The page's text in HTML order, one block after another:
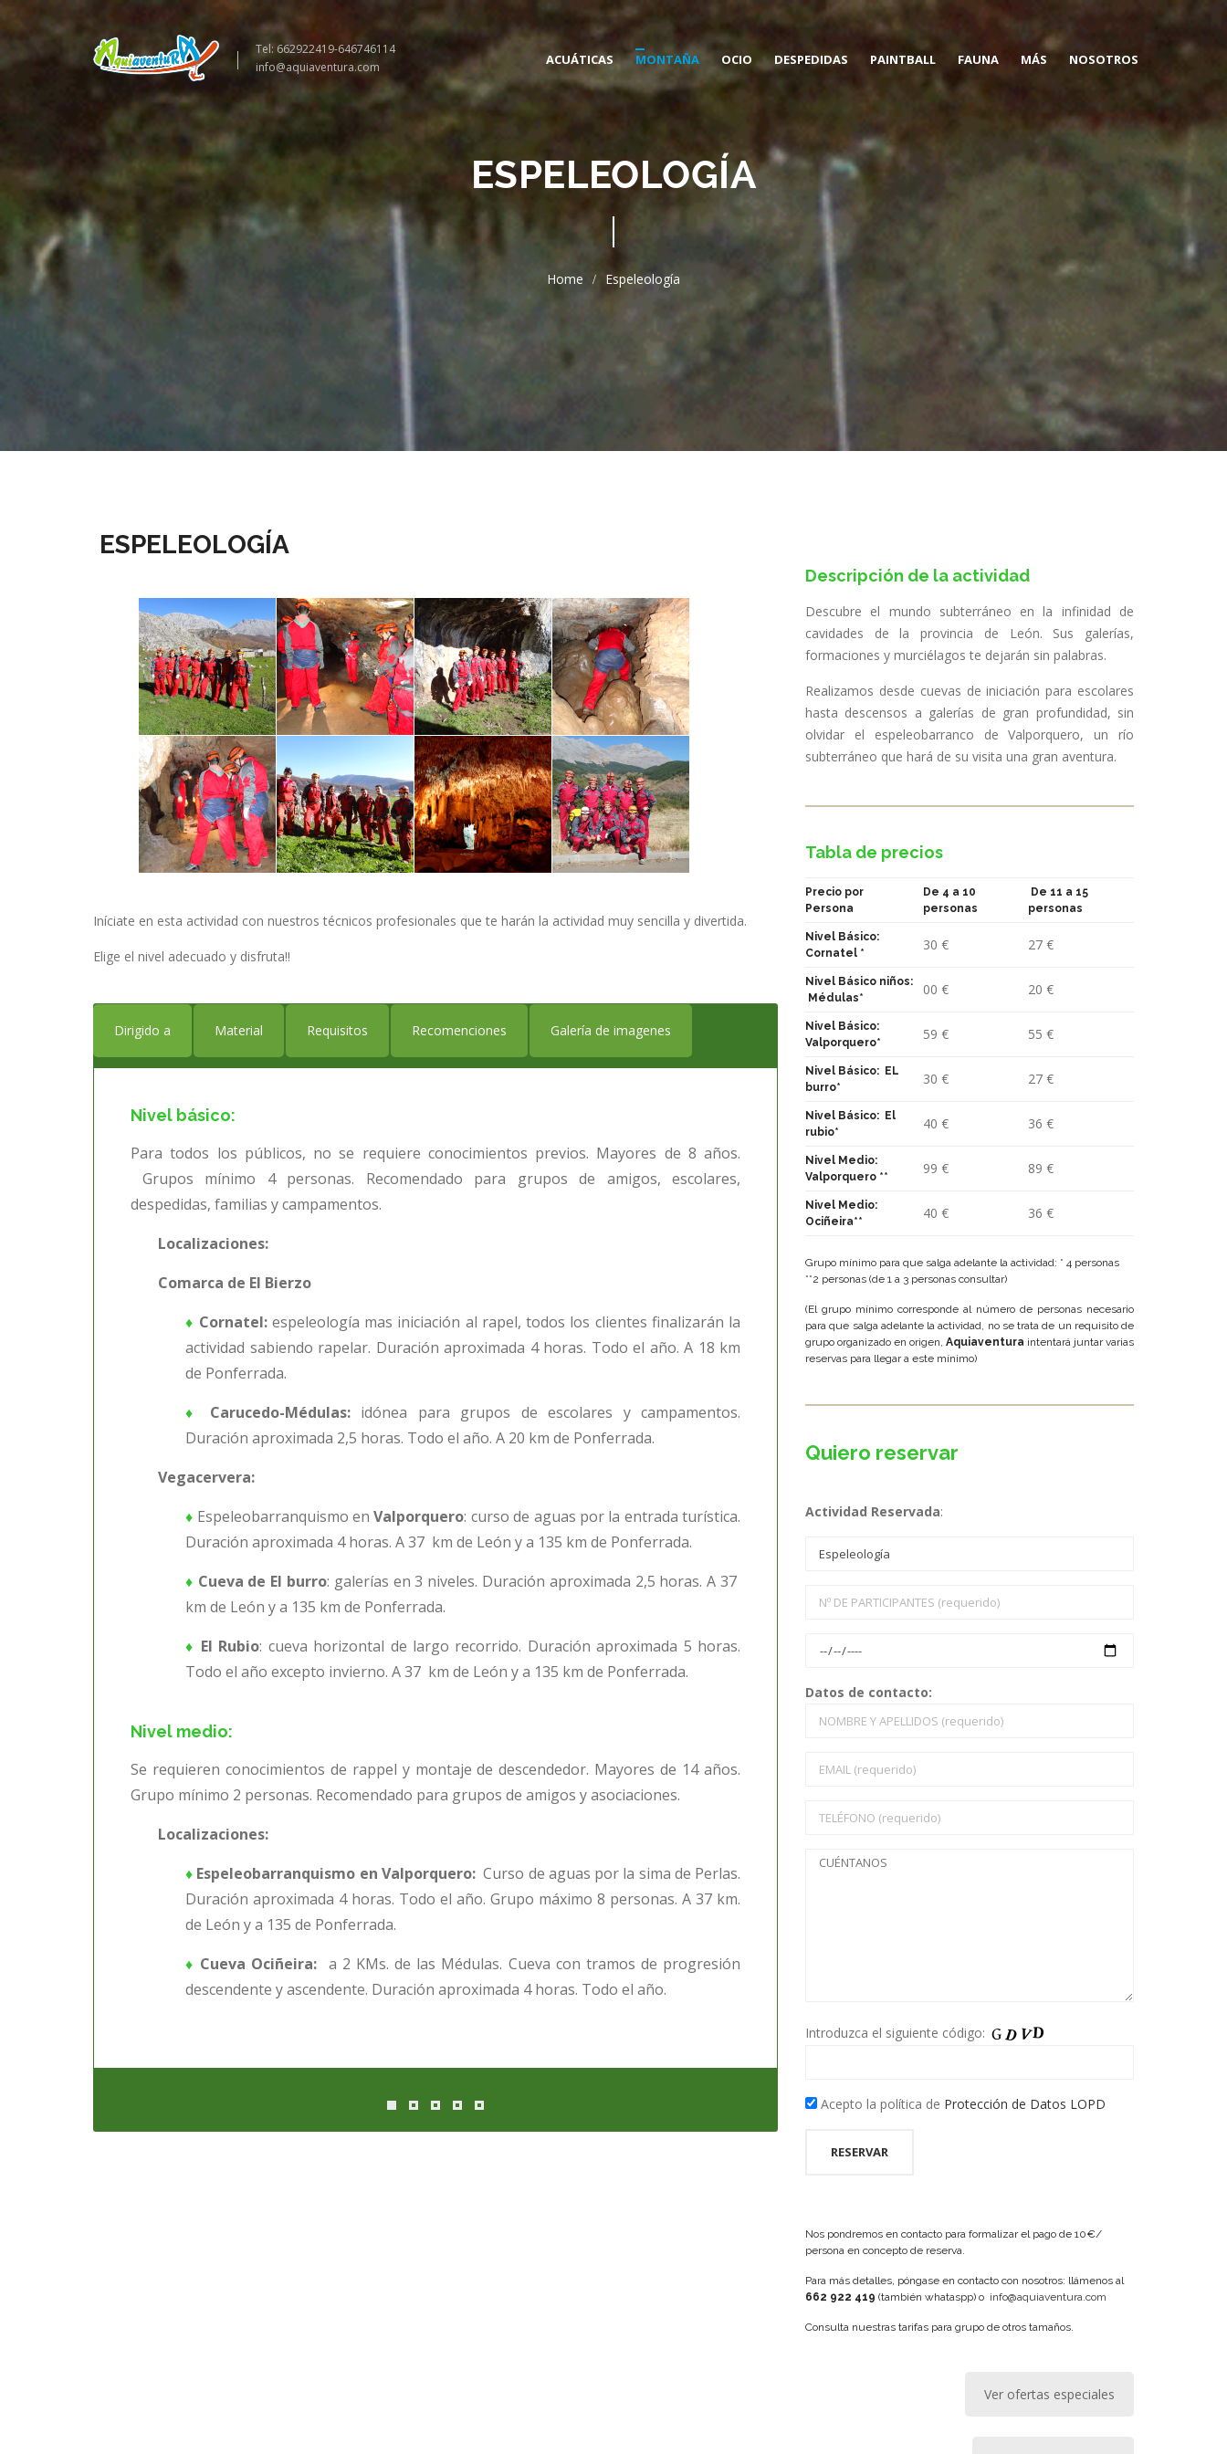
Tel: 662922419-646746114
info@aquiaventura.com
ACUÁTICAS
PADDLE SURF EN EL BIERZO
ESPELEOBARRANQUISMO
MONTAÑA
VÍAS FERRATAS
ESCALADA
BICICLETA DE MONTAÑA
OCIO DESPEDIDAS PAINTBALL
CAMPO DE JUEGO CORULLÓN
FAUNA MÁS NOSOTROS
ESPELEOLOGÍA
Espeleología
ESPELEOLOGÍA
Iníciate en esta actividad con nuestros técnicos profesionales que te harán la actividad muy sencilla y divertida.
Elige el nivel adecuado y disfruta!!
Dirigido a Material Requisitos Recomenciones Galería de imagenes
Nivel básico:
Para todos los públicos, no se requiere conocimientos previos. Mayores de 8 años.
Grupos mínimo 4 personas. Recomendado para grupos de amigos, escolares,
despedidas, familias y campamentos.
Localizaciones:
Comarca de El Bierzo
♦ Cornatel:espeleología mas iniciación al rapel, todos los clientes finalizarán la
actividad sabiendo rapelar. Duración aproximada 4 horas. Todo el año. A 18 km
de Ponferrada.
♦ Carucedo-Médulas:idónea para grupos de escolares y campamentos.
Duración aproximada 2,5 horas. Todo el año. A 20 km de Ponferrada.
Vegacervera:
♦ Espeleobarranquismo enValporquero: curso de aguas por la entrada turística.
Duración aproximada 4 horas. A 37 km de León y a 135 km de Ponferrada.
♦ Cueva de El burro: galerías en 3 niveles. Duración aproximada 2,5 horas. A 37
km de León y a 135 km de Ponferrada.
♦ El Rubio: cueva horizontal de largo recorrido. Duración aproximada 5 horas.
Todo el año excepto invierno. A 37 km de León y a 135 km de Ponferrada.
Nivel medio:
Se requieren conocimientos de rappel y montaje de descendedor. Mayores de 14 años.
Grupo mínimo 2 personas. Recomendado para grupos de amigos y asociaciones.
Localizaciones:
♦ Espeleobarranquismo en Valporquero: Curso de aguas por la sima de Perlas.
Duración aproximada 4 horas. Todo el año. Grupo máximo 8 personas. A 37 km.
de León y a 135 de Ponferrada.
♦ Cueva Ociñeira: a 2 KMs. de las Médulas. Cueva con tramos de progresión
descendente y ascendente. Duración aproximada 4 horas. Todo el año.
Descripción de la actividad
Descubre el mundo subterráneo en la infinidad de
cavidades de la provincia de León. Sus galerías,
formaciones y murciélagos te dejarán sin palabras.
Realizamos desde cuevas de iniciación para escolares
hasta descensos a galerías de gran profundidad, sin
olvidar el espeleobarranco de Valporquero, un río
subterráneo que hará de su visita una gran aventura.
Tabla de precios
Precio por
Persona
De 4 a 10
personas
De 11 a 15
personas
Nivel Básico:
Cornatel *
30 € 27 €
Nivel Básico niños:
Médulas*
00 € 20 €
Nivel Básico:
Valporquero*
59 € 55 €
Nivel Básico: EL
burro*
30 € 27 €
Nivel Básico: El
rubio*
40 € 36 €
Nivel Medio:
Valporquero **
99 € 89 €
Nivel Medio:
Ociñeira**
40 € 36 €
Grupo mínimo para que salga adelante la actividad: * 4 personas
**2 personas (de 1 a 3 personas consultar)
(El grupo mínimo corresponde al número de personas necesario
para que salga adelante la actividad, no se trata de un requisito de
grupo organizado en origen, Aquiaventura intentará juntar varias
reservas para llegar a este mínimo)
Quiero reservar
Actividad Reservada:
Datos de contacto:
Introduzca el siguiente código:
Acepto la política de Protección de Datos LOPD
Nos pondremos en contacto para formalizar el pago de 10€/
persona en concepto de reserva.
Para más detalles, póngase en contacto con nosotros: llámenos al
662 922 419 (también whataspp) o info@aquiaventura.com
Consulta nuestras tarifas para grupo de otros tamaños.
Ver ofertas especiales